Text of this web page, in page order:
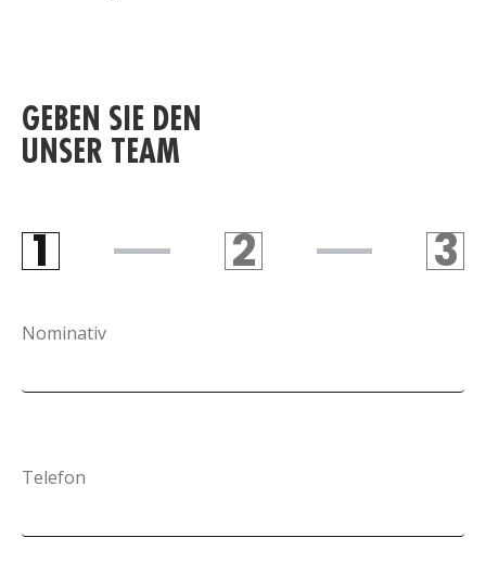
GEBEN SIE DEN
UNSER TEAM
1STEP 1 2STEP 2 3
Nominativ
Telefon